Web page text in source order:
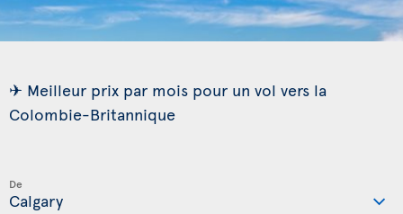
✈ Meilleur prix par mois pour un vol vers la
Colombie-Britannique
De